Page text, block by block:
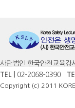
사단법인 한국안전교육강
TEL | 02-2068-0390
Copyright (c) 2011